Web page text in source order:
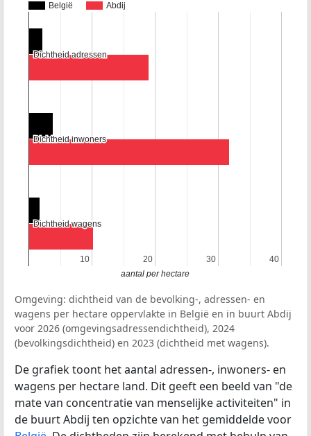
België Abdij
10
10 20
20 30
30 40
40
Dichtheid adressen
Dichtheid adressen
Dichtheid inwoners
Dichtheid inwoners
Dichtheid wagens
Dichtheid wagens
aantal per hectare
Omgeving: dichtheid van de bevolking-, adressen- en
wagens per hectare oppervlakte in België en in buurt Abdij
voor 2026 (omgevingsadressendichtheid), 2024
(bevolkingsdichtheid) en 2023 (dichtheid met wagens).
De grafiek toont het aantal adressen-, inwoners- en
wagens per hectare land. Dit geeft een beeld van "de
mate van concentratie van menselijke activiteiten" in
de buurt Abdij ten opzichte van het gemiddelde voor